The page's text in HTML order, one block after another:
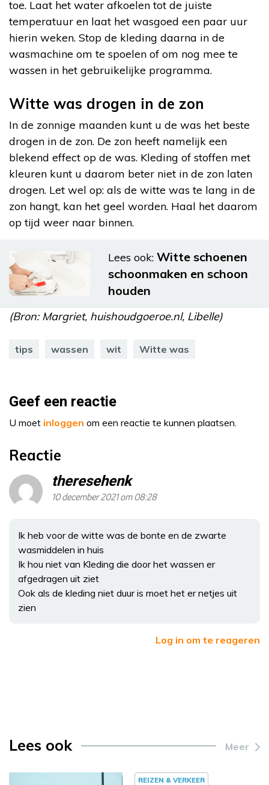
toe. Laat het water afkoelen tot de juiste
temperatuur en laat het wasgoed een paar uur
hierin weken. Stop de kleding daarna in de
wasmachine om te spoelen of om nog mee te
wassen in het gebruikelijke programma.
Witte was drogen in de zon
In de zonnige maanden kunt u de was het beste
drogen in de zon. De zon heeft namelijk een
blekend effect op de was. Kleding of stoffen met
kleuren kunt u daarom beter niet in de zon laten
drogen. Let wel op: als de witte was te lang in de
zon hangt, kan het geel worden. Haal het daarom
op tijd weer naar binnen.
Lees ook: Witte schoenen
schoonmaken en schoon
houden
(Bron: Margriet, huishoudgoeroe.nl, Libelle)
tips wassen wit Witte was
Geef een reactie
U moet inloggen om een reactie te kunnen plaatsen.
Reactie
theresehenk
10 december 2021 om 08:28
Ik heb voor de witte was de bonte en de zwarte
wasmiddelen in huis
Ik hou niet van Kleding die door het wassen er
afgedragen uit ziet
Ook als de kleding niet duur is moet het er netjes uit
zien
Log in om te reageren
Lees ook Meer
REIZEN & VERKEER